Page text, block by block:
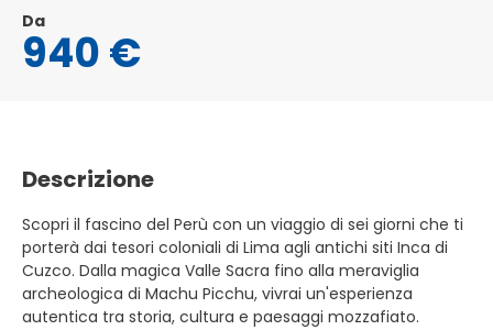
Da
940 €
Descrizione
Scopri il fascino del Perù con un viaggio di sei giorni che ti
porterà dai tesori coloniali di Lima agli antichi siti Inca di
Cuzco. Dalla magica Valle Sacra fino alla meraviglia
archeologica di Machu Picchu, vivrai un'esperienza
autentica tra storia, cultura e paesaggi mozzafiato.